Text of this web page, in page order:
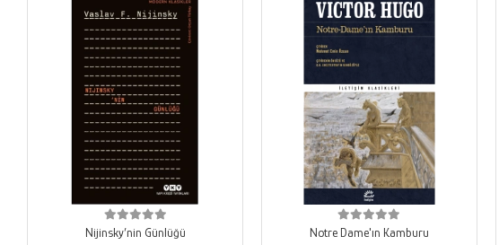
Nijinsky’nin Günlüğü Notre Dame'ın Kamburu